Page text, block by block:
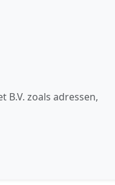
zoals adressen,